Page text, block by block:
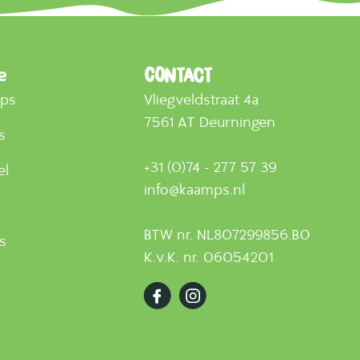
Contact
Vliegveldstraat 4a
7561 AT Deurningen
+31 (0)74 - 277 57 39
info@kaamps.nl
BTW nr. NL807299856.B0
K.v.K. nr. 06054201